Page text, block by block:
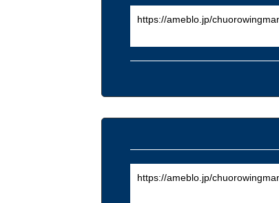
https://ameblo.jp/
https://ameblo.jp/